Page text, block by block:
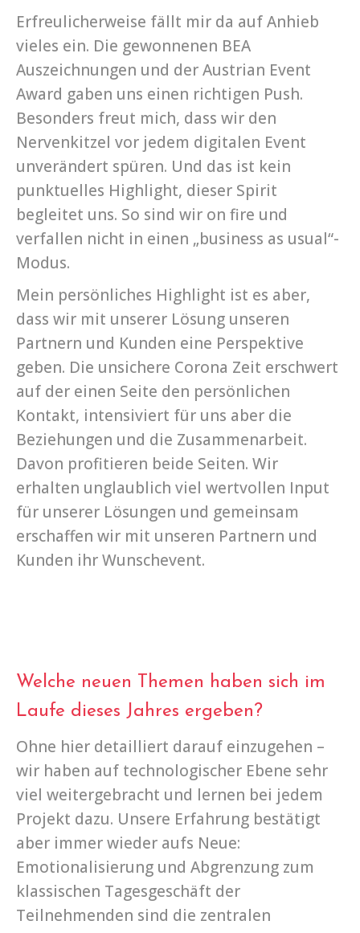
Erfreulicherweise fällt mir da auf Anhieb
vieles ein. Die gewonnenen BEA
Auszeichnungen und der Austrian Event
Award gaben uns einen richtigen Push.
Besonders freut mich, dass wir den
Nervenkitzel vor jedem digitalen Event
unverändert spüren. Und das ist kein
punktuelles Highlight, dieser Spirit
begleitet uns. So sind wir on fire und
verfallen nicht in einen „business as usual“-
Modus.
Mein persönliches Highlight ist es aber,
dass wir mit unserer Lösung unseren
Partnern und Kunden eine Perspektive
geben. Die unsichere Corona Zeit erschwert
auf der einen Seite den persönlichen
Kontakt, intensiviert für uns aber die
Beziehungen und die Zusammenarbeit.
Davon profitieren beide Seiten. Wir
erhalten unglaublich viel wertvollen Input
für unserer Lösungen und gemeinsam
erschaffen wir mit unseren Partnern und
Kunden ihr Wunschevent.
Welche neuen Themen haben sich im
Laufe dieses Jahres ergeben?
Ohne hier detailliert darauf einzugehen –
wir haben auf technologischer Ebene sehr
viel weitergebracht und lernen bei jedem
Projekt dazu. Unsere Erfahrung bestätigt
aber immer wieder aufs Neue:
Emotionalisierung und Abgrenzung zum
klassischen Tagesgeschäft der
Teilnehmenden sind die zentralen